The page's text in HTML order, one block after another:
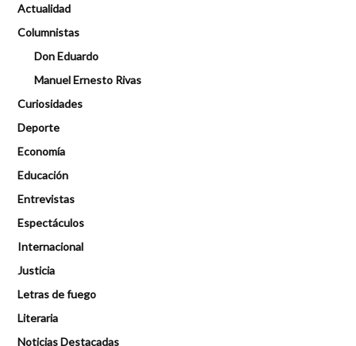
Actualidad
Columnistas
Don Eduardo
Manuel Ernesto Rivas
Curiosidades
Deporte
Economía
Educación
Entrevistas
Espectáculos
Internacional
Justicia
Letras de fuego
Literaria
Noticias Destacadas